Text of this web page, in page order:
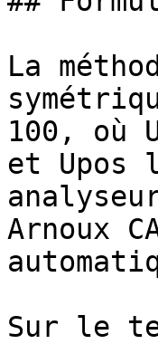
La
100, où
et Upos
Arnoux
Sur le